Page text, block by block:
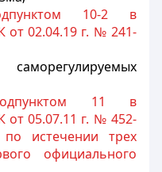
10-2 в
от 02.04.19 г. № 241-
11 в
от 05.07.11 г. № 452-
истечении трех
официального